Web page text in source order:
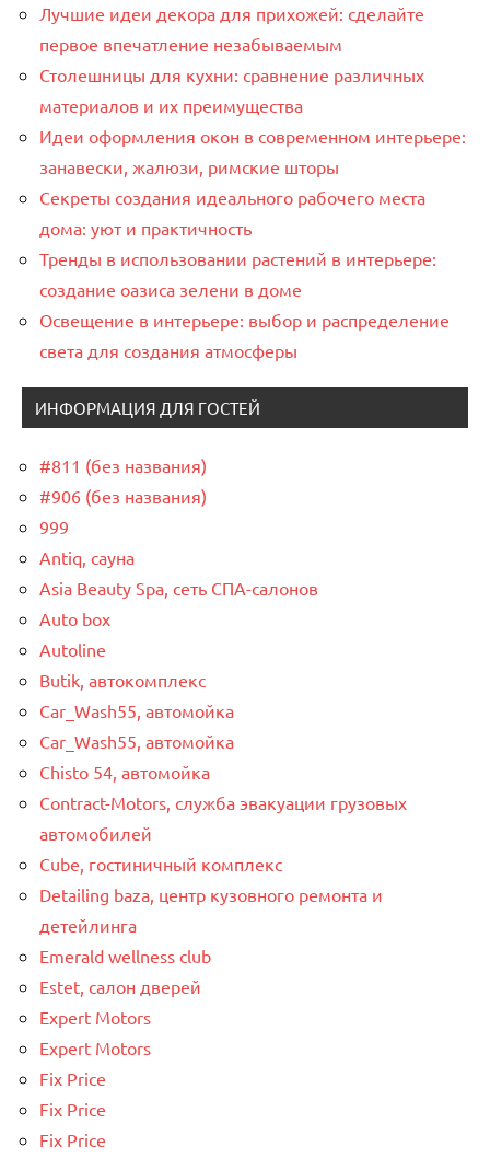
Лучшие идеи декора для прихожей: сделайте
первое впечатление незабываемым
Столешницы для кухни: сравнение различных
материалов и их преимущества
Идеи оформления окон в современном интерьере:
занавески, жалюзи, римские шторы
Секреты создания идеального рабочего места
дома: уют и практичность
Тренды в использовании растений в интерьере:
создание оазиса зелени в доме
Освещение в интерьере: выбор и распределение
света для создания атмосферы
ИНФОРМАЦИЯ ДЛЯ ГОСТЕЙ
#811 (без названия)
#906 (без названия)
999
Antiq, сауна
Asia Beauty Spa, сеть СПА-салонов
Auto box
Autoline
Butik, автокомплекс
Car_Wash55, автомойка
Car_Wash55, автомойка
Chisto 54, автомойка
Contract-Motors, служба эвакуации грузовых
автомобилей
Cube, гостиничный комплекс
Detailing baza, центр кузовного ремонта и
детейлинга
Emerald wellness club
Estet, салон дверей
Expert Motors
Expert Motors
Fix Price
Fix Price
Fix Price